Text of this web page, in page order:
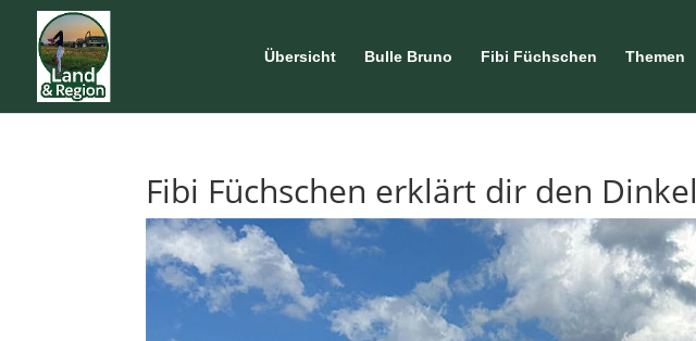
Übersicht Bulle Bruno Fibi Füchschen Themen
Fibi Füchschen erklärt dir den Dinkel